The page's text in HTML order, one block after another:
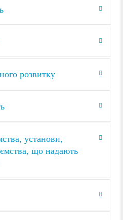
розвитку
установи,
що надають